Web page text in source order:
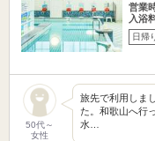
営業
入浴
日帰
50代～
女性
旅先で利用しま
た。和歌山へ行
水…